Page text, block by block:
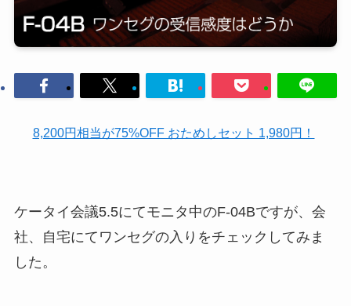
8,200円相当が75%OFF おためしセット 1,980円！
ケータイ会議5.5にてモニタ中のF-04Bですが、会
社、自宅にてワンセグの入りをチェックしてみま
した。